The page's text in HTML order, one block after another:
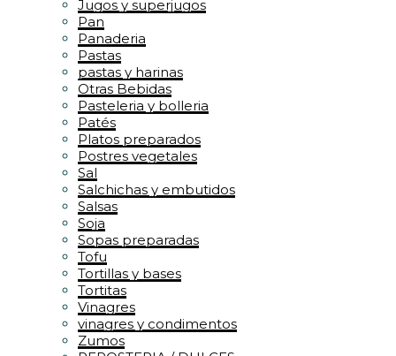
Jugos y superjugos
Pan
Panaderia
Pastas
pastas y harinas
Otras Bebidas
Pasteleria y bolleria
Patés
Platos preparados
Postres vegetales
Sal
Salchichas y embutidos
Salsas
Soja
Sopas preparadas
Tofu
Tortillas y bases
Tortitas
Vinagres
vinagres y condimentos
Zumos